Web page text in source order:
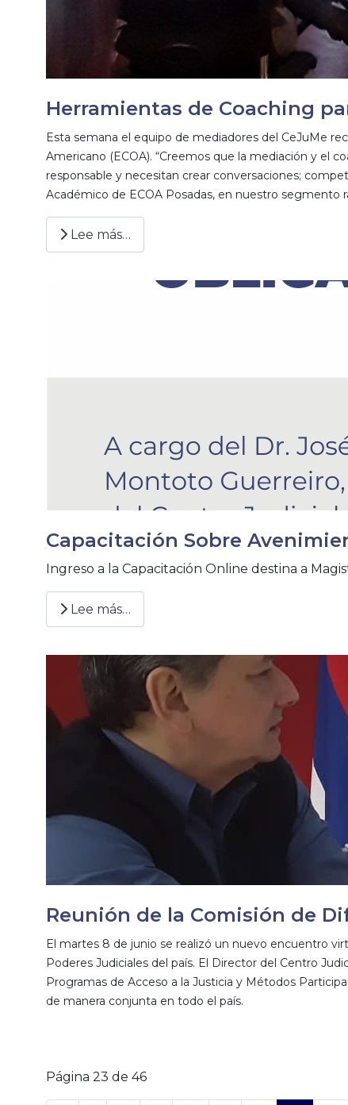
Herramientas de Coaching
Esta semana el equipo de mediadores del CeJuMe
Americano (ECOA). “Creemos que la mediación y el
responsable y necesitan crear conversaciones;
Académico de ECOA Posadas, en nuestro segmento
Lee más…
Capacitación Sobre
Ingreso a la Capacitación Online destina a
Lee más…
Reunión de la Comisión de
El martes 8 de junio se realizó un nuevo encuentro
Poderes Judiciales del país. El Director del Centro
Programas de Acceso a la Justicia y Métodos
de manera conjunta en todo el país.
Página 23 de 46